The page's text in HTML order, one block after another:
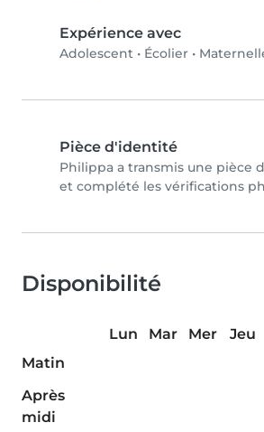
Expérience avec
Adolescent • Écolier •
Pièce d'identité
Philippa a transmis une pièce
et complété les vérifications
Disponibilité
Lun Mar Mer Jeu
Matin
Après
midi